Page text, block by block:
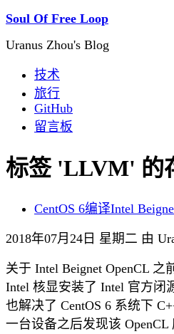
Soul Of Free Loop
Uranus Zhou's Blog
技术
旅行
GitHub
留言板
标签 'LLVM' 的
CentOS 6编译Intel
2018年07月24日 星期二 由
关于 Intel Beignet OpenCL
Intel 核显安装了 Intel 官方闭
也解决了 CentOS 6 系统下
一台设备之后发现该 OpenCL